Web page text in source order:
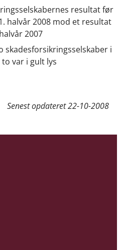
resultat før
halvår 2008 mod et resultat
2007
skadesforsikringsselskaber i
var i gult lys
Senest opdateret22-10-2008